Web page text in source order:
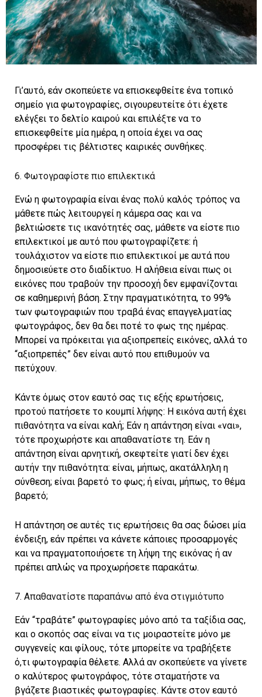
Γι’αυτό, εάν σκοπεύετε να επισκεφθείτε ένα τοπικό
σημείο για φωτογραφίες, σιγουρευτείτε ότι έχετε
ελέγξει το δελτίο καιρού και επιλέξτε να το
επισκεφθείτε μία ημέρα, η οποία έχει να σας
προσφέρει τις βέλτιστες καιρικές συνθήκες.
6. Φωτογραφίστε πιο επιλεκτικά
Ενώ η φωτογραφία είναι ένας πολύ καλός τρόπος να
μάθετε πώς λειτουργεί η κάμερα σας και να
βελτιώσετε τις ικανότητές σας, μάθετε να είστε πιο
επιλεκτικοί με αυτό που φωτογραφίζετε: ή
τουλάχιστον να είστε πιο επιλεκτικοί με αυτά που
δημοσιεύετε στο διαδίκτυο. Η αλήθεια είναι πως οι
εικόνες που τραβούν την προσοχή δεν εμφανίζονται
σε καθημερινή βάση. Στην πραγματικότητα, το 99%
των φωτογραφιών που τραβά ένας επαγγελματίας
φωτογράφος, δεν θα δει ποτέ το φως της ημέρας.
Μπορεί να πρόκειται για αξιοπρεπείς εικόνες, αλλά το
“αξιοπρεπές” δεν είναι αυτό που επιθυμούν να
πετύχουν.
Κάντε όμως στον εαυτό σας τις εξής ερωτήσεις,
προτού πατήσετε το κουμπί λήψης: Η εικόνα αυτή έχει
πιθανότητα να είναι καλή; Εάν η απάντηση είναι «ναι»,
τότε προχωρήστε και απαθανατίστε τη. Εάν η
απάντηση είναι αρνητική, σκεφτείτε γιατί δεν έχει
αυτήν την πιθανότητα: είναι, μήπως, ακατάλληλη η
σύνθεση; είναι βαρετό το φως; ή είναι, μήπως, το θέμα
βαρετό;
Η απάντηση σε αυτές τις ερωτήσεις θα σας δώσει μία
ένδειξη, εάν πρέπει να κάνετε κάποιες προσαρμογές
και να πραγματοποιήσετε τη λήψη της εικόνας ή αν
πρέπει απλώς να προχωρήσετε παρακάτω.
7. Απαθανατίστε παραπάνω από ένα στιγμιότυπο
Εάν “τραβάτε” φωτογραφίες μόνο από τα ταξίδια σας,
και ο σκοπός σας είναι να τις μοιραστείτε μόνο με
συγγενείς και φίλους, τότε μπορείτε να τραβήξετε
ό,τι φωτογραφία θέλετε. Αλλά αν σκοπεύετε να γίνετε
ο καλύτερος φωτογράφος, τότε σταματήστε να
βγάζετε βιαστικές φωτογραφίες. Κάντε στον εαυτό